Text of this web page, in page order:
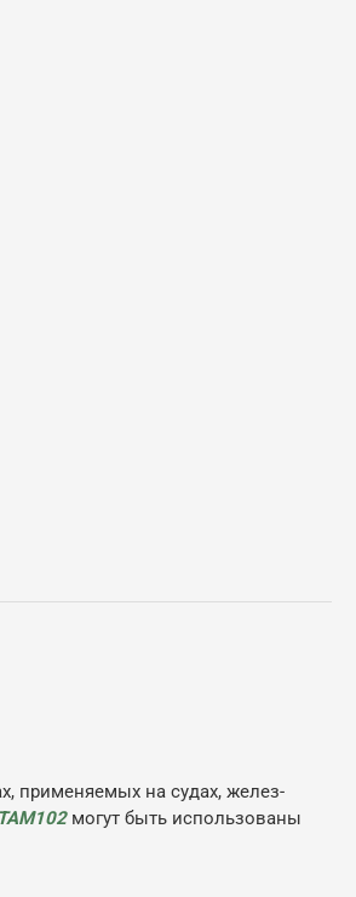
применяемых на судах, желез-
ТАМ102могут быть использованы